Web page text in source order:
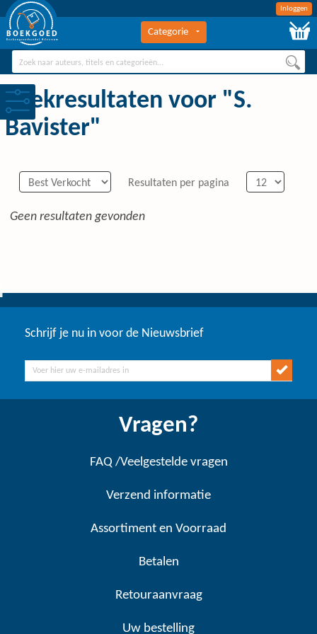
Inloggen
BOEKGOED
Boekengroothandel Hilversum
Categorie
Zoekresultaten voor "S.
Bavister"
Resultaten per pagina
Geen resultaten gevonden
Schrijf je nu in voor de Nieuwsbrief
Vragen?
FAQ /Veelgestelde vragen
Verzend informatie
Assortiment en Voorraad
Betalen
Retouraanvraag
Uw bestelling